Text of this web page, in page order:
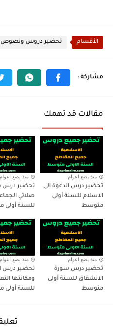
الأقسام تحضير دروس ونصوص
مقالات قد تهمك
منذ بضع اعوام
تحضير درس الدعوة الى
الاسلام للسنة أولى
متوسط
منذ بضع اعوام
تحضير
صلاتي
للسنة
منذ بضع اعوام
تحضير درس سورة
الانشقاق للسنة أولى
متوسط
منذ بضع اعوام
تحضير درس
ومكانتها
للسنة أولى